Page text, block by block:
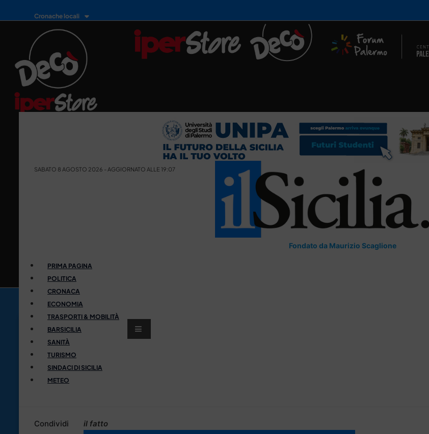
Cronache locali
SABATO 8 AGOSTO 2026 - AGGIORNATO ALLE 19:07
Fondato da Maurizio Scaglione
PRIMA PAGINA
POLITICA
CRONACA
ECONOMIA
TRASPORTI & MOBILITÀ
BARSICILIA
SANITÀ
TURISMO
SINDACI DI SICILIA
METEO
Condividi il fatto